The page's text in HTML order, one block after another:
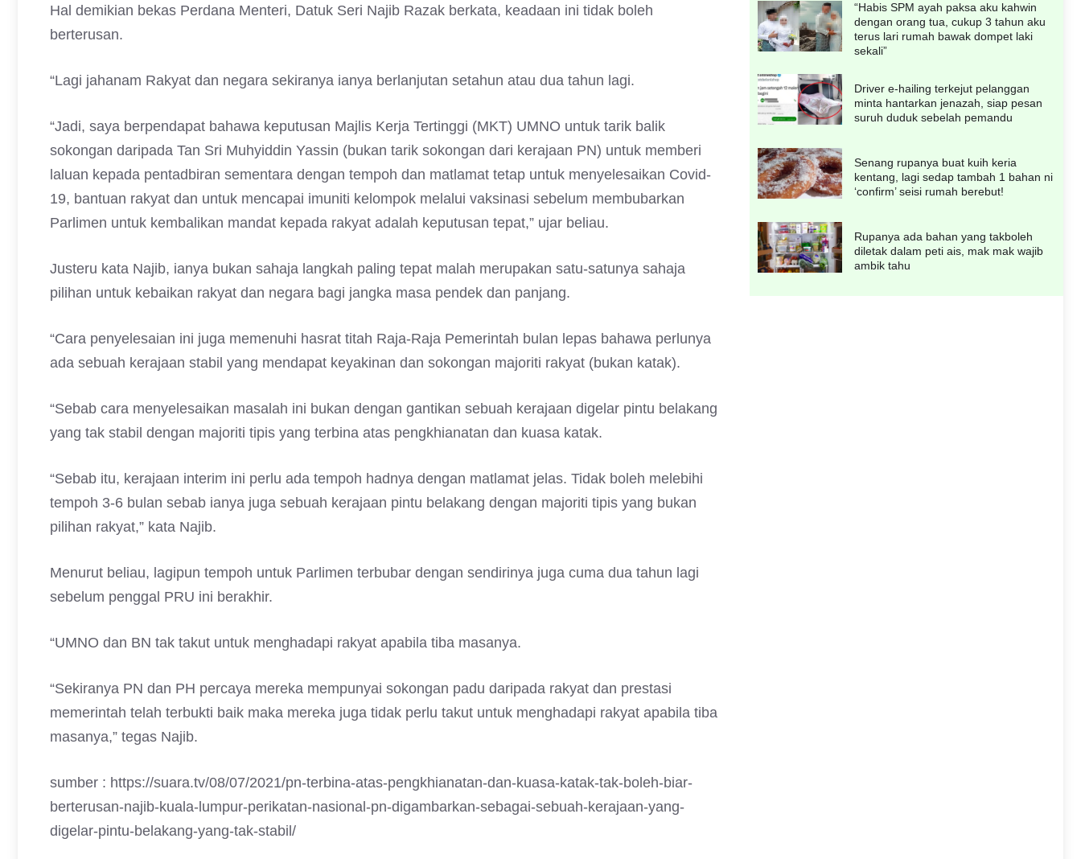
Hal demikian bekas Perdana Menteri, Datuk Seri Najib Razak berkata, keadaan ini tidak boleh
berterusan.
“Lagi jahanam Rakyat dan negara sekiranya ianya berlanjutan setahun atau dua tahun lagi.
“Jadi, saya berpendapat bahawa keputusan Majlis Kerja Tertinggi (MKT) UMNO untuk tarik balik
sokongan daripada Tan Sri Muhyiddin Yassin (bukan tarik sokongan dari kerajaan PN) untuk memberi
laluan kepada pentadbiran sementara dengan tempoh dan matlamat tetap untuk menyelesaikan Covid-
19, bantuan rakyat dan untuk mencapai imuniti kelompok melalui vaksinasi sebelum membubarkan
Parlimen untuk kembalikan mandat kepada rakyat adalah keputusan tepat,” ujar beliau.
Justeru kata Najib, ianya bukan sahaja langkah paling tepat malah merupakan satu-satunya sahaja
pilihan untuk kebaikan rakyat dan negara bagi jangka masa pendek dan panjang.
“Cara penyelesaian ini juga memenuhi hasrat titah Raja-Raja Pemerintah bulan lepas bahawa perlunya
ada sebuah kerajaan stabil yang mendapat keyakinan dan sokongan majoriti rakyat (bukan katak).
“Sebab cara menyelesaikan masalah ini bukan dengan gantikan sebuah kerajaan digelar pintu belakang
yang tak stabil dengan majoriti tipis yang terbina atas pengkhianatan dan kuasa katak.
“Sebab itu, kerajaan interim ini perlu ada tempoh hadnya dengan matlamat jelas. Tidak boleh melebihi
tempoh 3-6 bulan sebab ianya juga sebuah kerajaan pintu belakang dengan majoriti tipis yang bukan
pilihan rakyat,” kata Najib.
Menurut beliau, lagipun tempoh untuk Parlimen terbubar dengan sendirinya juga cuma dua tahun lagi
sebelum penggal PRU ini berakhir.
“UMNO dan BN tak takut untuk menghadapi rakyat apabila tiba masanya.
“Sekiranya PN dan PH percaya mereka mempunyai sokongan padu daripada rakyat dan prestasi
memerintah telah terbukti baik maka mereka juga tidak perlu takut untuk menghadapi rakyat apabila tiba
masanya,” tegas Najib.
sumber : https://suara.tv/08/07/2021/pn-terbina-atas-pengkhianatan-dan-kuasa-katak-tak-boleh-biar-
berterusan-najib-kuala-lumpur-perikatan-nasional-pn-digambarkan-sebagai-sebuah-kerajaan-yang-
digelar-pintu-belakang-yang-tak-stabil/
“Habis SPM ayah paksa aku kahwin
dengan orang tua, cukup 3 tahun aku
terus lari rumah bawak dompet laki
sekali”
Driver e-hailing terkejut pelanggan
minta hantarkan jenazah, siap pesan
suruh duduk sebelah pemandu
Senang rupanya buat kuih keria
kentang, lagi sedap tambah 1 bahan ni
‘confirm’ seisi rumah berebut!
Rupanya ada bahan yang takboleh
diletak dalam peti ais, mak mak wajib
ambik tahu